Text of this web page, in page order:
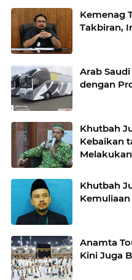
Kemenag
Takbiran,
Arab
dengan
Khutbah
Kebaikan
Khutbah
Anamta
Kini Juga